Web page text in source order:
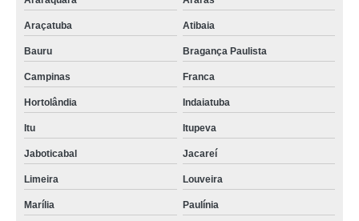
Araçatuba Atibaia
Bauru Bragança Paulista
Campinas Franca
Hortolândia Indaiatuba
Itu Itupeva
Jaboticabal Jacareí
Limeira Louveira
Marília Paulínia